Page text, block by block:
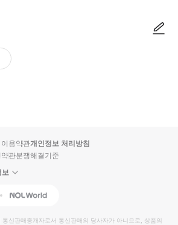
용약관개인정보 처리방침
관분쟁해결기준
보
Interpark Global
통신판매중개자로서 통신판매의 당사자가 아니므로, 상품의